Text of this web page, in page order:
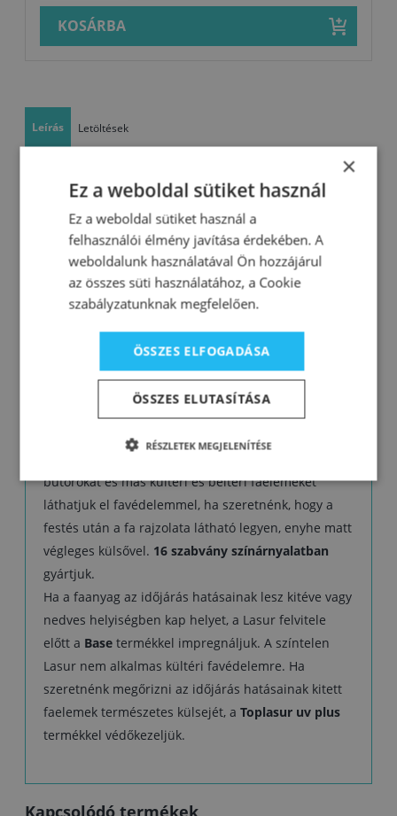
KOSÁRBA
Leírás Letöltések
A Lasur vékonyrétegű lazúrfesték,
hatásai elől, ugyanakkor színezi és
nemesíti azt.
favédő vékonylazúr
hatásai elől, ugyanakkor színezi
és nemesíti azt
enyhe matt végleges külsővel
A Lasurral a tetőszerkezetek külső részét, a
bútorokat és más kültéri és beltéri faelemeket
láthatjuk el favédelemmel, ha szeretnénk, hogy a
festés után a fa rajzolata látható legyen, enyhe matt
végleges külsővel. 16 szabvány színárnyalatban
gyártjuk.
Ha a faanyag az időjárás hatásainak lesz kitéve vagy
nedves helyiségben kap helyet, a Lasur felvitele
előtt a Base termékkel impregnáljuk. A színtelen
Lasur nem alkalmas kültéri favédelemre. Ha
szeretnénk megőrizni az időjárás hatásainak kitett
faelemek természetes külsejét, a Toplasur uv plus
termékkel védőkezeljük.
×
Ez a weboldal sütiket használ
Ez a weboldal sütiket használ a
felhasználói élmény javítása érdekében. A
weboldalunk használatával Ön hozzájárul
az összes süti használatához, a Cookie
szabályzatunknak megfelelően.
ÖSSZES ELFOGADÁSA
ÖSSZES ELUTASÍTÁSA
RÉSZLETEK MEGJELENÍTÉSE